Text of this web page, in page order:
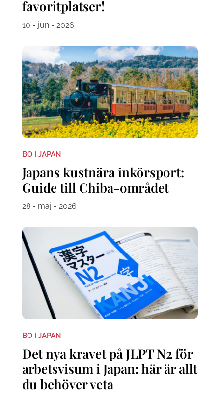
favoritplatser!
10 - jun - 2026
BO I JAPAN
Japans kustnära inkörsport:
Guide till Chiba-området
28 - maj - 2026
BO I JAPAN
Det nya kravet på JLPT N2 för
arbetsvisum i Japan: här är allt
du behöver veta